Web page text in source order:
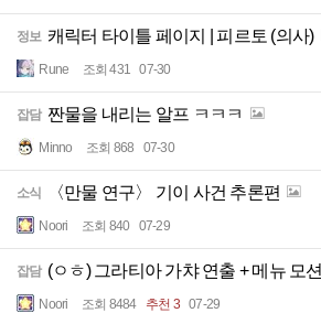
정보 캐릭터 타이틀 페이지 | 피르토 (의사)
Rune 조회 431 07-30
잡담 짠물을 내리는 알프 ㅋㅋㅋ
Minno 조회 868 07-30
소식 〈만물 연구〉 기이 사건 추론편
Noori 조회 840 07-29
잡담 (ㅇㅎ) 그라티아 가챠 연출 + 메뉴 모션
Noori 조회 8484 추천 3 07-29